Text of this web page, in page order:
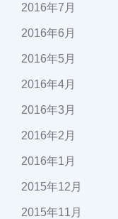
2016年7月
2016年6月
2016年5月
2016年4月
2016年3月
2016年2月
2016年1月
2015年12月
2015年11月